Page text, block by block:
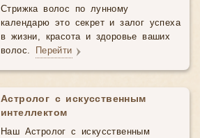
Стрижка волос по лунному
календарю это секрет и залог успеха
в жизни, красота и здоровье ваших
волос. Перейти
Астролог с искусственным
интеллектом
Наш Астролог с искусственным